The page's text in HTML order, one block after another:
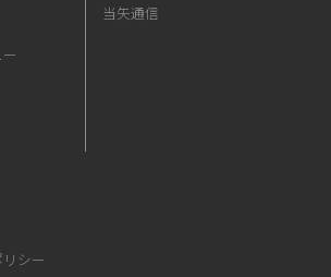
当矢通信
シー